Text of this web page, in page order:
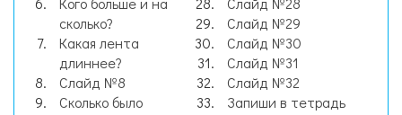
сколько?
Какая лента
длиннее?
Слайд №8
Сколько было
Слайд №29
Слайд №30
Слайд №31
Слайд №32
Запиши в тетрадь